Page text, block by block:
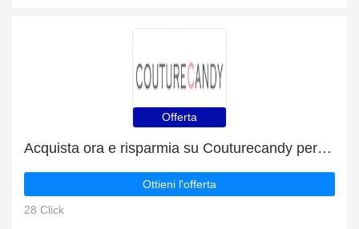
Offerta
Acquista ora e risparmia su Couturecandy per Natale
Ottieni l'offerta
28 Click